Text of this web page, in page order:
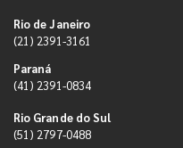
Rio de Janeiro
(21) 2391-3161
Paraná
(41) 2391-0834
Rio Grande do Sul
(51) 2797-0488